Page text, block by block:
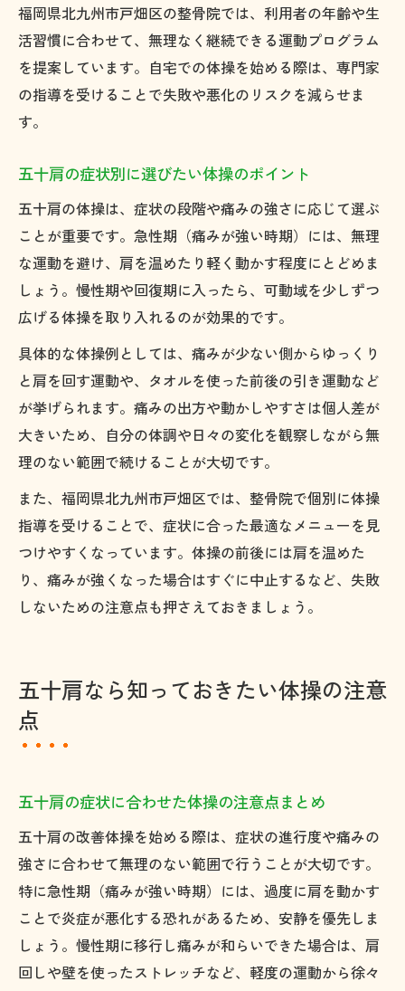
福岡県北九州市戸畑区の整骨院では、利用者の年齢や生
活習慣に合わせて、無理なく継続できる運動プログラム
を提案しています。自宅での体操を始める際は、専門家
の指導を受けることで失敗や悪化のリスクを減らせま
す。
五十肩の症状別に選びたい体操のポイント
五十肩の体操は、症状の段階や痛みの強さに応じて選ぶ
ことが重要です。急性期（痛みが強い時期）には、無理
な運動を避け、肩を温めたり軽く動かす程度にとどめま
しょう。慢性期や回復期に入ったら、可動域を少しずつ
広げる体操を取り入れるのが効果的です。
具体的な体操例としては、痛みが少ない側からゆっくり
と肩を回す運動や、タオルを使った前後の引き運動など
が挙げられます。痛みの出方や動かしやすさは個人差が
大きいため、自分の体調や日々の変化を観察しながら無
理のない範囲で続けることが大切です。
また、福岡県北九州市戸畑区では、整骨院で個別に体操
指導を受けることで、症状に合った最適なメニューを見
つけやすくなっています。体操の前後には肩を温めた
り、痛みが強くなった場合はすぐに中止するなど、失敗
しないための注意点も押さえておきましょう。
五十肩なら知っておきたい体操の注意
点
五十肩の症状に合わせた体操の注意点まとめ
五十肩の改善体操を始める際は、症状の進行度や痛みの
強さに合わせて無理のない範囲で行うことが大切です。
特に急性期（痛みが強い時期）には、過度に肩を動かす
ことで炎症が悪化する恐れがあるため、安静を優先しま
しょう。慢性期に移行し痛みが和らいできた場合は、肩
回しや壁を使ったストレッチなど、軽度の運動から徐々